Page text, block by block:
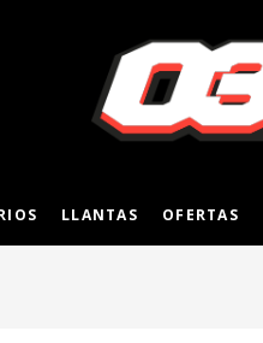
LLANTAS OFERTAS